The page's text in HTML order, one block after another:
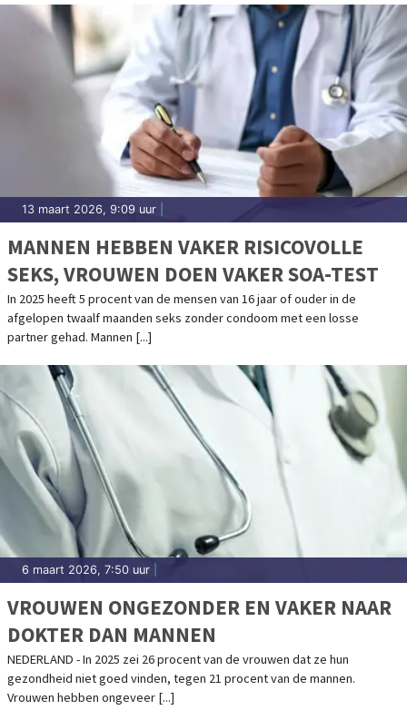
13 maart 2026, 9:09 uur
MANNEN HEBBEN VAKER RISICOVOLLE
SEKS, VROUWEN DOEN VAKER SOA-TEST
In 2025 heeft 5 procent van de mensen van 16 jaar of ouder in de
afgelopen twaalf maanden seks zonder condoom met een losse
partner gehad. Mannen [...]
6 maart 2026, 7:50 uur
VROUWEN ONGEZONDER EN VAKER NAAR
DOKTER DAN MANNEN
NEDERLAND - In 2025 zei 26 procent van de vrouwen dat ze hun
gezondheid niet goed vinden, tegen 21 procent van de mannen.
Vrouwen hebben ongeveer [...]